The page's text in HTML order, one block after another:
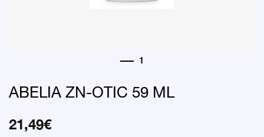
ABELIA ZN-OTIC 59 ML
21,49€